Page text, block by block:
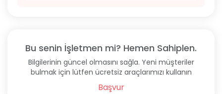
Bu senin İşletmen mi? Hemen Sahiplen.
Bilgilerinin güncel olmasını sağla. Yeni müşteriler
bulmak için lütfen ücretsiz araçlarımızı kullanın
Başvur